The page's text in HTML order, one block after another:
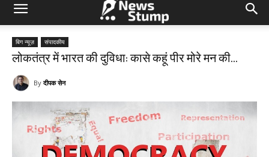
बिग न्यूज़ संपादकीय
लोकतंत्र में भारत की दुविधा: कासे कहूं पीर मोरे मन की…
By दीपक सेन